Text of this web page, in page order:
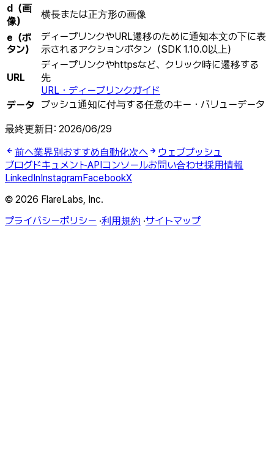
d（画
像）
横長または正方形の画像
e（ボ
タン）
ディープリンクやURL遷移のために通知本文の下に表
示されるアクションボタン（SDK 1.10.0以上）
URL
ディープリンクやhttpsなど、クリック時に遷移する
先
URL・ディープリンクガイド
データ
プッシュ通知に付与する任意のキー・バリューデータ
最終更新日: 2026/06/29
前へ業界別おすすめ自動化次へ
ウェブプッシュ
ブログ ドキュメントAPI コンソールお問い合わせ採用情報
LinkedIn Instagram FacebookX
© 2026 FlareLabs, Inc.
プライバシーポリシー ·利用規約 ·サイトマップ